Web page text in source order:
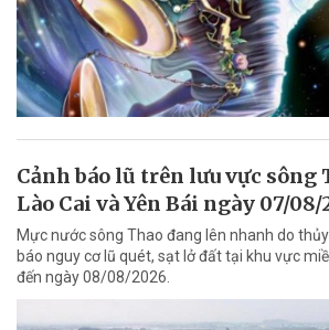
Cảnh báo lũ trên lưu vực sông
Lào Cai và Yên Bái ngày 07/08/
Mực nước sông Thao đang lên nhanh do
báo nguy cơ lũ quét, sạt lở đất tại khu vực
đến ngày 08/08/2026.